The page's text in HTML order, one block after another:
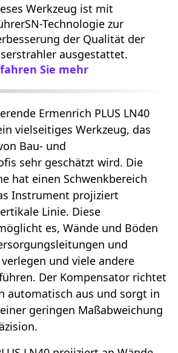
Werkzeug ist mit
Technologie zur
der Qualität der
ausgestattet.
Sie mehr
Ermenrich PLUS LN40
vielseitiges Werkzeug, das
Bau- und
sehr geschätzt wird. Die
hat einen Schwenkbereich
Instrument projiziert
Linie. Diese
es, Wände und Böden
und
und viele andere
Der Kompensator richtet
automatisch aus und sorgt in
geringen Maßabweichung